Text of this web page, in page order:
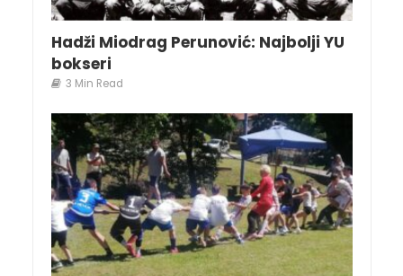
Hadži Miodrag Perunović: Najbolji YU
bokseri
3 Min Read